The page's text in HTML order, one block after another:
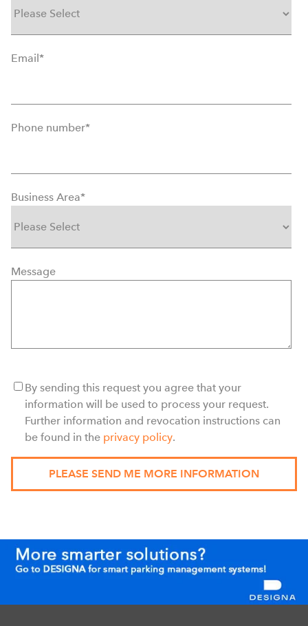
Email*
Phone number*
Business Area*
Message
By sending this request you agree that your
information will be used to process your request.
Further information and revocation instructions can
be found in the privacy policy.